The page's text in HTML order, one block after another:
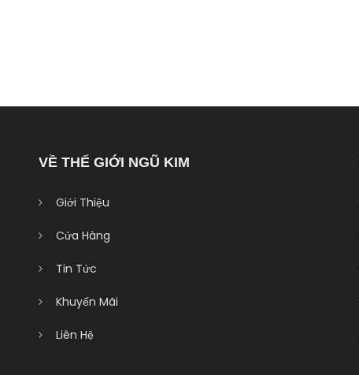
VỀ THẾ GIỚI NGŨ KIM
Giới Thiệu
Cửa Hàng
Tin Tức
Khuyến Mãi
Liên Hệ